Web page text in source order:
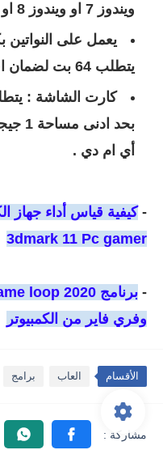
ويندوز 7 او ويندوز 8 او ويندوز 8.1 او ويندوز 10 .
يتطلب 64 بت لضمان افضل اداء .
كارت الشاشة :
بحد
أي ام دي .
-كيفية قياس أداء جهاز
3dmark 11 Pc gamer
-
وفري فاير من الكمبيوتر
الأقسام العاب برامج